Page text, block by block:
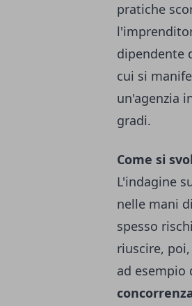
pratiche
dipendente
cui si
un'agenzia
gradi.
Come si
L'indagine
nelle mani
spesso
riuscire,
ad esempio